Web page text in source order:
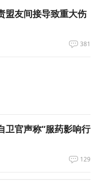
盟友间接导致重大伤
381
卫官声称“服药影响行
129